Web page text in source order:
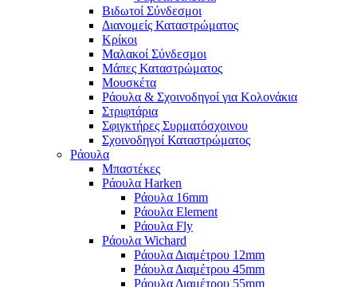
Βιδωτοί Σύνδεσμοι
Διανομείς Καταστρώματος
Κρίκοι
Μαλακοί Σύνδεσμοι
Μάπες Καταστρώματος
Μουσκέτα
Ράουλα & Σχοινοδηγοί για Κολονάκια
Στριφτάρια
Σφιγκτήρες Συρματόσχοινου
Σχοινοδηγοί Καταστρώματος
Ράουλα
Μπαστέκες
Ράουλα Harken
Ράουλα 16mm
Ράουλα Element
Ράουλα Fly
Ράουλα Wichard
Ράουλα Διαμέτρου 12mm
Ράουλα Διαμέτρου 45mm
Ράουλα Διαμέτρου 55mm